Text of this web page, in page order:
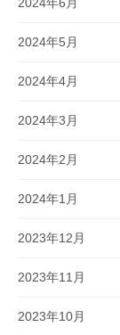
2024年5月
2024年4月
2024年3月
2024年2月
2024年1月
2023年12月
2023年11月
2023年10月